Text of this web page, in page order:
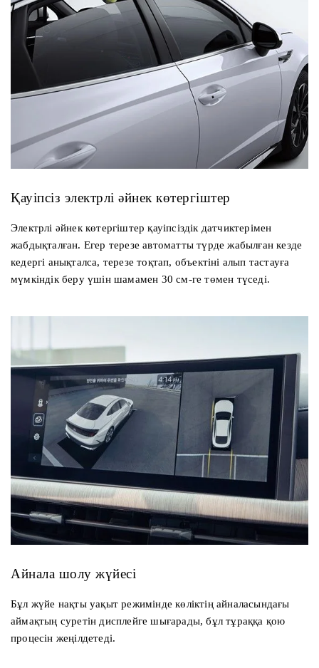
Қауіпсіз электрлі әйнек көтергіштер
Электрлі әйнек көтергіштер қауіпсіздік датчиктерімен
жабдықталған. Егер терезе автоматты түрде жабылған кезде
кедергі анықталса, терезе тоқтап, объектіні алып тастауға
мүмкіндік беру үшін шамамен 30 см-ге төмен түседі.
Айнала шолу жүйесі
Бұл жүйе нақты уақыт режимінде көліктің айналасындағы
аймақтың суретін дисплейге шығарады, бұл тұраққа қою
процесін жеңілдетеді.